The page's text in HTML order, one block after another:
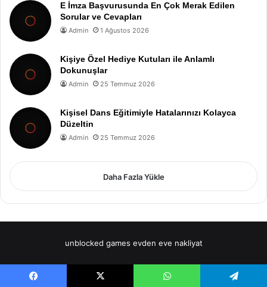
E İmza Başvurusunda En Çok Merak Edilen
Sorular ve Cevapları
Admin 1 Ağustos 2026
Kişiye Özel Hediye Kutuları ile Anlamlı
Dokunuşlar
Admin 25 Temmuz 2026
Kişisel Dans Eğitimiyle Hatalarınızı Kolayca
Düzeltin
Admin 25 Temmuz 2026
Daha Fazla Yükle
unblocked games evden eve nakliyat